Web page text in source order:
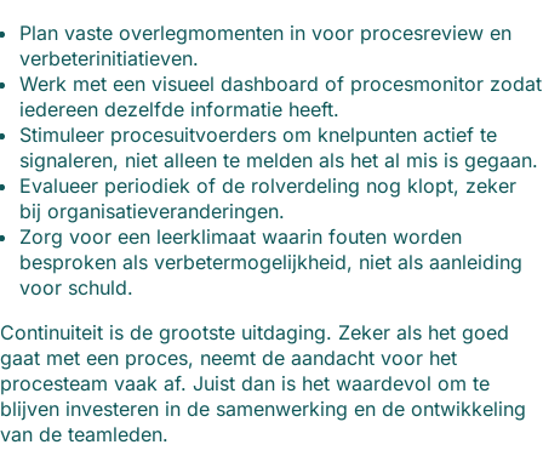
Plan vaste overlegmomenten in voor procesreview en
verbeterinitiatieven.
Werk met een visueel dashboard of procesmonitor zodat
iedereen dezelfde informatie heeft.
Stimuleer procesuitvoerders om knelpunten actief te
signaleren, niet alleen te melden als het al mis is gegaan.
Evalueer periodiek of de rolverdeling nog klopt, zeker
bij organisatieveranderingen.
Zorg voor een leerklimaat waarin fouten worden
besproken als verbetermogelijkheid, niet als aanleiding
voor schuld.
Continuiteit is de grootste uitdaging. Zeker als het goed
gaat met een proces, neemt de aandacht voor het
procesteam vaak af. Juist dan is het waardevol om te
blijven investeren in de samenwerking en de ontwikkeling
van de teamleden.